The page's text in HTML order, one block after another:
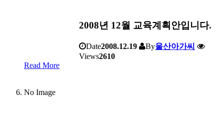
2008년 12월 교육계획안입니다.
Date2008.12.19 By울산아가씨
Views2610
Read More
No Image